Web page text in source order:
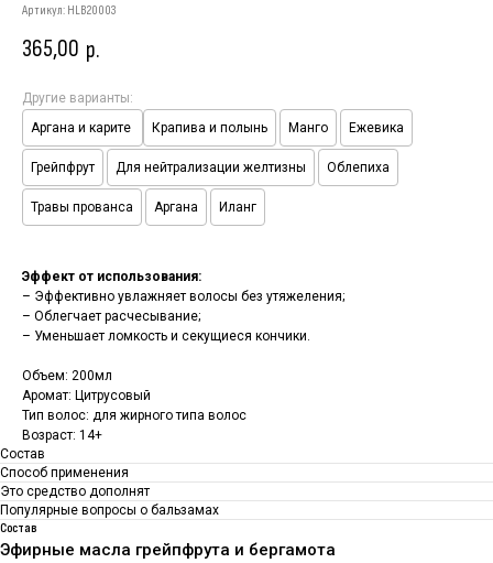
Артикул: HLB20003
365,00 р.
Другие варианты:
Аргана и карите
Крапива и полынь Манго Ежевика
Грейпфрут Для нейтрализации желтизны Облепиха
Травы прованса Аргана Иланг
Эффект от использования:
– Эффективно увлажняет волосы без утяжеления;
– Облегчает расчесывание;
– Уменьшает ломкость и секущиеся кончики.
Объем: 200мл
Аромат: Цитрусовый
Тип волос: для жирного типа волос
Возраст: 14+
Состав
Способ применения
Это средство дополнят
Популярные вопросы о бальзамах
Состав
Эфирные масла грейпфрута и бергамота